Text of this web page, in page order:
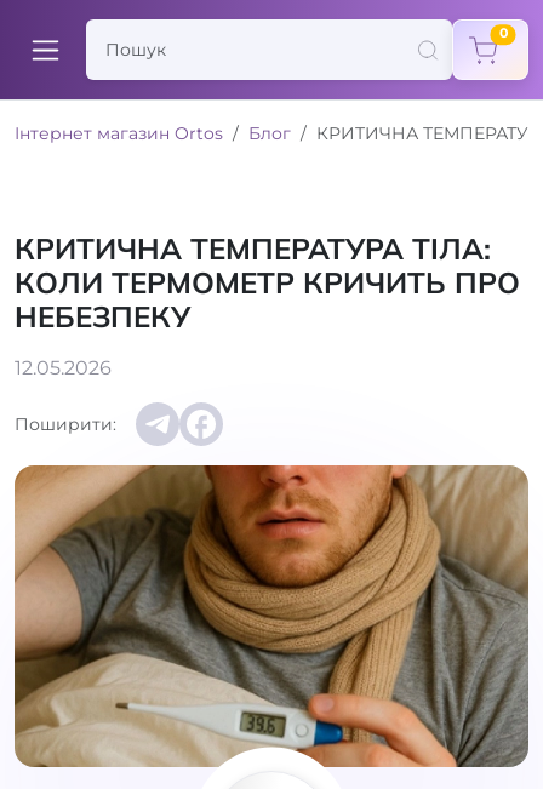
0
Інтернет магазин Ortos Блог КРИТИЧНА
КРИТИЧНА ТЕМПЕРАТУРА ТІЛА:
КОЛИ ТЕРМОМЕТР КРИЧИТЬ ПРО
НЕБЕЗПЕКУ
12.05.2026
Поширити: